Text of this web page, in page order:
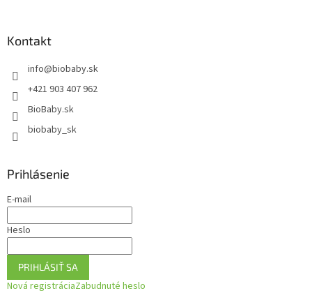
Kontakt
info@biobaby.sk
+421 903 407 962
BioBaby.sk
biobaby_sk
Prihlásenie
E-mail
Heslo
PRIHLÁSIŤ SA
Nová registráciaZabudnuté heslo